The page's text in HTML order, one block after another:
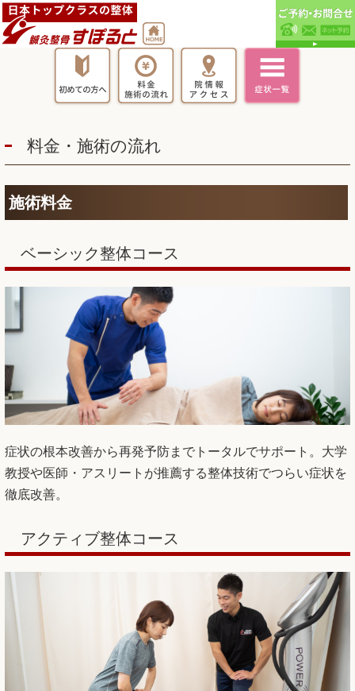
料金・施術の流れ
施術料金
ベーシック整体コース
症状の根本改善から再発予防までトータルでサポート。大学
教授や医師・アスリートが推薦する整体技術でつらい症状を
徹底改善。
アクティブ整体コース